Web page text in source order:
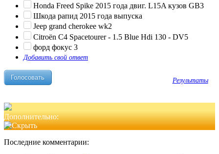
Honda Freed Spike 2015 года двиг. L15A кузов GB3
Шкода рапид 2015 года выпуска
Jeep grand cherokee wk2
Citroën C4 Spacetourer - 1.5 Blue Hdi 130 - DV5
форд фокус 3
Добавить свой ответ
Результаты
Дополнительно:
Последние комментарии: